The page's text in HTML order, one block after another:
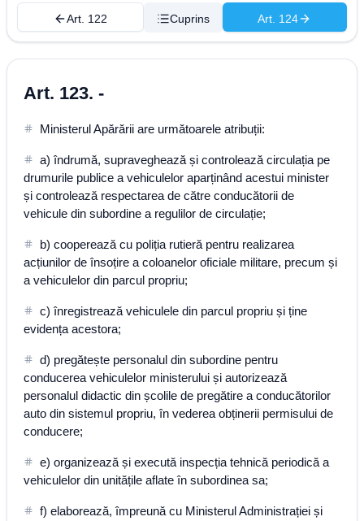
Art. 122 Cuprins Art. 124
Art. 123. -
Ministerul Apărării are următoarele atribuții:
a) îndrumă, supraveghează și controlează circulația pe
drumurile publice a vehiculelor aparținând acestui minister
și controlează respectarea de către conducătorii de
vehicule din subordine a regulilor de circulație;
b) cooperează cu poliția rutieră pentru realizarea
acțiunilor de însoțire a coloanelor oficiale militare, precum și
a vehiculelor din parcul propriu;
c) înregistrează vehiculele din parcul propriu și ține
evidența acestora;
d) pregătește personalul din subordine pentru
conducerea vehiculelor ministerului și autorizează
personalul didactic din școlile de pregătire a conducătorilor
auto din sistemul propriu, în vederea obținerii permisului de
conducere;
e) organizează și execută inspecția tehnică periodică a
vehiculelor din unitățile aflate în subordinea sa;
f) elaborează, împreună cu Ministerul Administrației și